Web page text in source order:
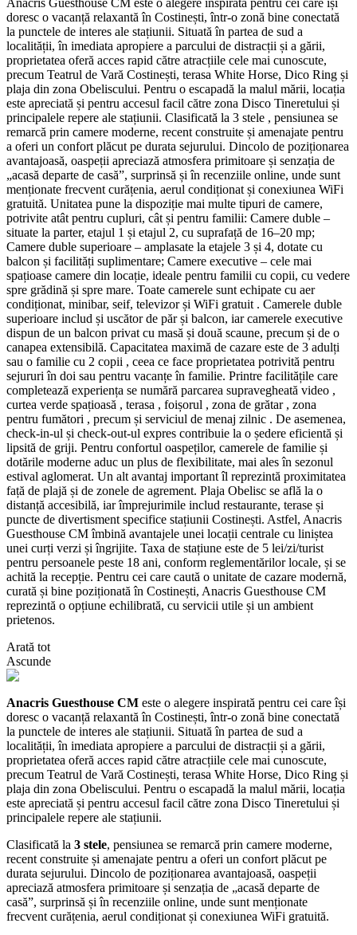
doresc o vacanță relaxantă în Costinești, într-o zonă bine conectată
la punctele de interes ale stațiunii. Situată în partea de sud a
localității, în imediata apropiere a parcului de distracții și a gării,
proprietatea oferă acces rapid către atracțiile cele mai cunoscute,
precum Teatrul de Vară Costinești, terasa White Horse, Dico Ring și
plaja din zona Obeliscului. Pentru o escapadă la malul mării, locația
este apreciată și pentru accesul facil către zona Disco Tineretului și
principalele repere ale stațiunii. Clasificată la 3 stele , pensiunea se
remarcă prin camere moderne, recent construite și amenajate pentru
a oferi un confort plăcut pe durata sejurului. Dincolo de poziționarea
avantajoasă, oaspeții apreciază atmosfera primitoare și senzația de
„acasă departe de casă”, surprinsă și în recenziile online, unde sunt
menționate frecvent curățenia, aerul condiționat și conexiunea WiFi
gratuită. Unitatea pune la dispoziție mai multe tipuri de camere,
potrivite atât pentru cupluri, cât și pentru familii: Camere duble –
situate la parter, etajul 1 și etajul 2, cu suprafață de 16–20 mp;
Camere duble superioare – amplasate la etajele 3 și 4, dotate cu
balcon și facilități suplimentare; Camere executive – cele mai
spațioase camere din locație, ideale pentru familii cu copii, cu vedere
spre grădină și spre mare. Toate camerele sunt echipate cu aer
condiționat, minibar, seif, televizor și WiFi gratuit . Camerele duble
superioare includ și uscător de păr și balcon, iar camerele executive
dispun de un balcon privat cu masă și două scaune, precum și de o
canapea extensibilă. Capacitatea maximă de cazare este de 3 adulți
sau o familie cu 2 copii , ceea ce face proprietatea potrivită pentru
sejururi în doi sau pentru vacanțe în familie. Printre facilitățile care
completează experiența se numără parcarea supravegheată video ,
curtea verde spațioasă , terasa , foișorul , zona de grătar , zona
pentru fumători , precum și serviciul de menaj zilnic . De asemenea,
check-in-ul și check-out-ul expres contribuie la o ședere eficientă și
lipsită de griji. Pentru confortul oaspeților, camerele de familie și
dotările moderne aduc un plus de flexibilitate, mai ales în sezonul
estival aglomerat. Un alt avantaj important îl reprezintă proximitatea
față de plajă și de zonele de agrement. Plaja Obelisc se află la o
distanță accesibilă, iar împrejurimile includ restaurante, terase și
puncte de divertisment specifice stațiunii Costinești. Astfel, Anacris
Guesthouse CM îmbină avantajele unei locații centrale cu liniștea
unei curți verzi și îngrijite. Taxa de stațiune este de 5 lei/zi/turist
pentru persoanele peste 18 ani, conform reglementărilor locale, și se
achită la recepție. Pentru cei care caută o unitate de cazare modernă,
curată și bine poziționată în Costinești, Anacris Guesthouse CM
reprezintă o opțiune echilibrată, cu servicii utile și un ambient
prietenos.
Arată tot
Ascunde
Anacris Guesthouse CM este o alegere inspirată pentru cei care își
doresc o vacanță relaxantă în Costinești, într-o zonă bine conectată
la punctele de interes ale stațiunii. Situată în partea de sud a
localității, în imediata apropiere a parcului de distracții și a gării,
proprietatea oferă acces rapid către atracțiile cele mai cunoscute,
precum Teatrul de Vară Costinești, terasa White Horse, Dico Ring și
plaja din zona Obeliscului. Pentru o escapadă la malul mării, locația
este apreciată și pentru accesul facil către zona Disco Tineretului și
principalele repere ale stațiunii.
Clasificată la 3 stele, pensiunea se remarcă prin camere moderne,
recent construite și amenajate pentru a oferi un confort plăcut pe
durata sejurului. Dincolo de poziționarea avantajoasă, oaspeții
apreciază atmosfera primitoare și senzația de „acasă departe de
casă”, surprinsă și în recenziile online, unde sunt menționate
frecvent curățenia, aerul condiționat și conexiunea WiFi gratuită.